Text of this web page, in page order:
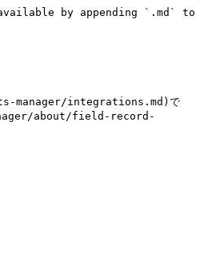
by appending `.md` to
manager/integrations.md)で
manager/about/field-record-